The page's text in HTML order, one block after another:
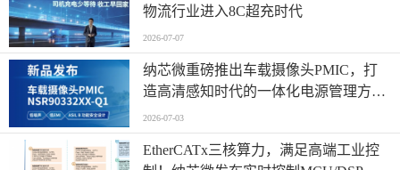
物流行业进入8C超充时代
2026-07-07
纳芯微重磅推出车载摄像头PMIC，打
造高清感知时代的一体化电源管理方
案！
2026-07-03
EtherCATx三核算力，满足高端工业控